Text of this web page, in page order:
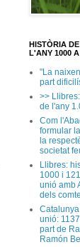
HISTÒRIA
L'ANY 1000
"La
part
>>
de l'any
Com
formular
la
societat
Llibres:
1000 i
unió amb
dels
unió:
part de
Ramón